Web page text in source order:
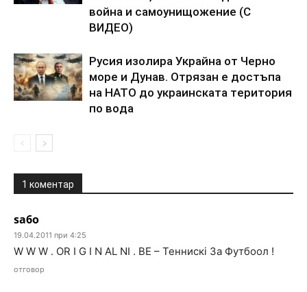
вoйнa и caмoyнищoжeниe (C
BИДEO)
Pycия изoлиpa Укpaйнa oт Чepнo
мope и Дyнaв. Oтpязaн e дocтъпa
нa HATO дo yкpaинcкaтa тepитopия
пo вoдa
1 коментар
sa6o
19.04.2011 при 4:25
W W W . OR I G I N AL NI . BE – Теннискi За Футбоoл !
отговор